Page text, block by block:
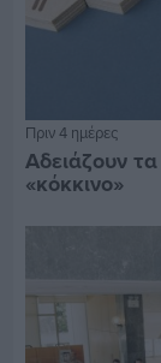
Πριν 4 ημέρες
Αδειάζουν
«κόκκινο»